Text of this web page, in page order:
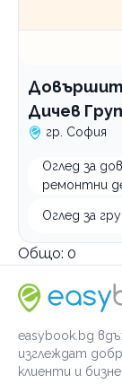
Дичев Груп
гр. София
Оглед за
ремонтни
Оглед за
Общо: 0
easybook.bg
изглеждат
клиенти и